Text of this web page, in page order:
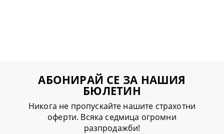
АБОНИРАЙ СЕ ЗА НАШИЯ
БЮЛЕТИН
Никога не пропускайте нашите страхотни
оферти. Всяка седмица огромни
разпродажби!